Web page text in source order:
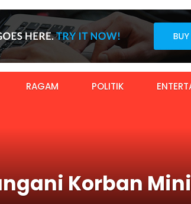
RAGAM POLITIK
Korban